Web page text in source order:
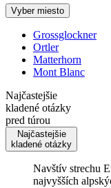
Vyber miesto
Grossglockner
Ortler
Matterhorn
Mont Blanc
Najčastejšie
kladené otázky
pred túrou
Najčastejšie
kladené otázky
Navštív strechu
najvyšších